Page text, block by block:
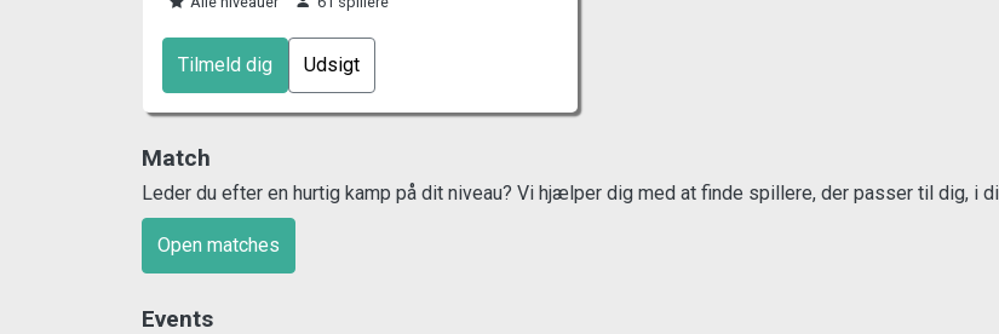
Tilmeld dig Udsigt
Match
Leder du efter en hurtig kamp på dit niveau? Vi hjælper dig med at finde spillere, der passer til dig, i
Open matches
Events